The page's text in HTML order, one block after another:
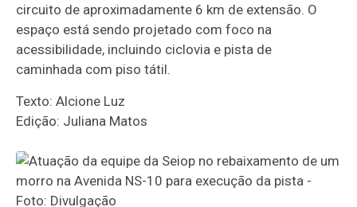
circuito de aproximadamente 6 km de extensão. O
espaço está sendo projetado com foco na
acessibilidade, incluindo ciclovia e pista de
caminhada com piso tátil.
Texto: Alcione Luz
Edição: Juliana Matos